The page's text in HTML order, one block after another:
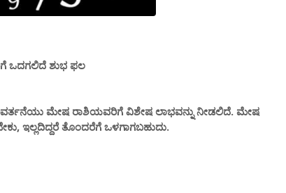
ಒದಗಲಿದೆ ಶುಭ ಫಲ
ಪರಿವರ್ತನೆಯು ಮೇಷ ರಾಶಿಯವರಿಗೆ ವಿಶೇಷ ಲಾಭವನ್ನು ನೀಡಲಿದೆ. ಮೇಷ
ಇಲ್ಲದಿದ್ದರೆ ತೊಂದರೆಗೆ ಒಳಗಾಗಬಹುದು.